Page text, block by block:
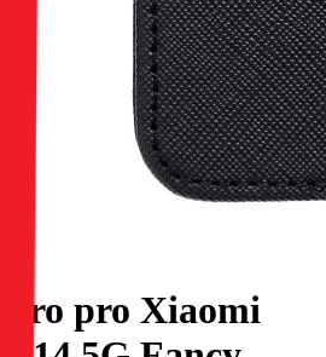
pro Xiaomi